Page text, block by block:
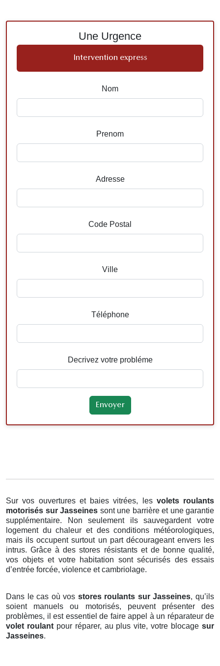
Une Urgence
Intervention express
Nom
Prenom
Adresse
Code Postal
Ville
Téléphone
Decrivez votre probléme
Sur vos ouvertures et baies vitrées, les volets roulants
motorisés sur Jasseines sont une barrière et une garantie
supplémentaire. Non seulement ils sauvegardent votre
logement du chaleur et des conditions météorologiques,
mais ils occupent surtout un part décourageant envers les
intrus. Grâce à des stores résistants et de bonne qualité,
vos objets et votre habitation sont sécurisés des essais
d’entrée forcée, violence et cambriolage.
Dans le cas où vos stores roulants sur Jasseines, qu’ils
soient manuels ou motorisés, peuvent présenter des
problèmes, il est essentiel de faire appel à un réparateur de
volet roulantpour réparer, au plus vite, votre blocagesur
Jasseines.